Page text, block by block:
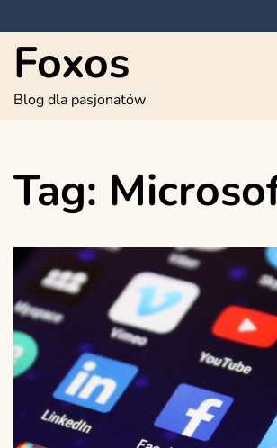
to
content
Foxos
Blog dla pasjonatów
Tag: